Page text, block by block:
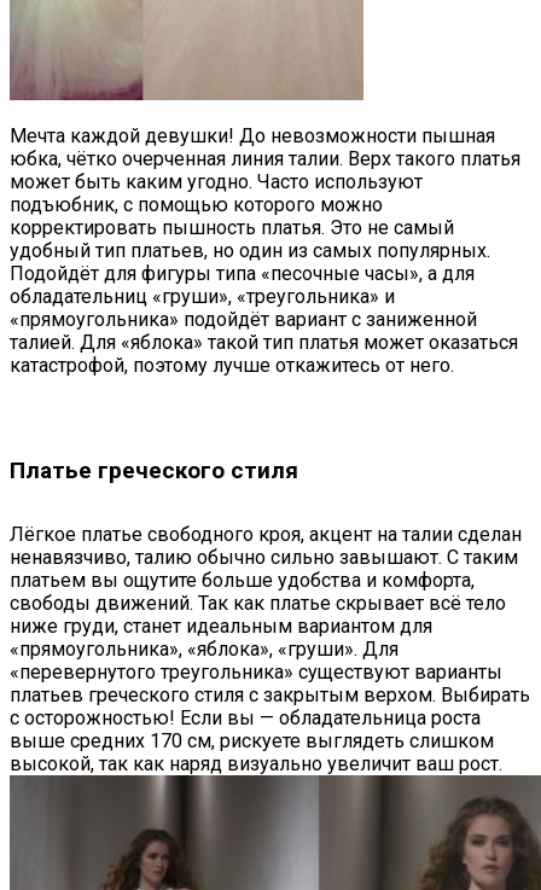
Мечта каждой девушки! До невозможности пышная
юбка, чётко очерченная линия талии. Верх такого платья
может быть каким угодно. Часто используют
подъюбник, с помощью которого можно
корректировать пышность платья. Это не самый
удобный тип платьев, но один из самых популярных.
Подойдёт для фигуры типа «песочные часы», а для
обладательниц «груши», «треугольника» и
«прямоугольника» подойдёт вариант с заниженной
талией. Для «яблока» такой тип платья может оказаться
катастрофой, поэтому лучше откажитесь от него.
Платье греческого стиля
Лёгкое платье свободного кроя, акцент на талии сделан
ненавязчиво, талию обычно сильно завышают. С таким
платьем вы ощутите больше удобства и комфорта,
свободы движений. Так как платье скрывает всё тело
ниже груди, станет идеальным вариантом для
«прямоугольника», «яблока», «груши». Для
«перевернутого треугольника» существуют варианты
платьев греческого стиля с закрытым верхом. Выбирать
с осторожностью! Если вы — обладательница роста
выше средних 170 см, рискуете выглядеть слишком
высокой, так как наряд визуально увеличит ваш рост.